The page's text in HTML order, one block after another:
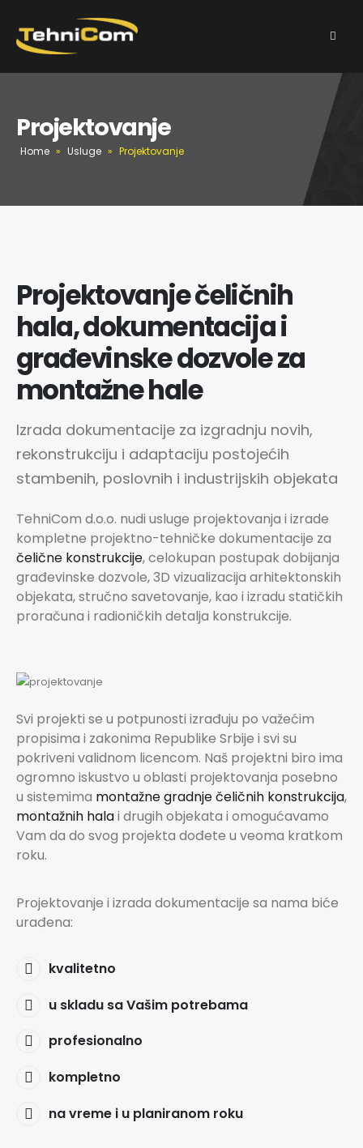
Projektovanje
Home » Usluge » Projektovanje
Projektovanje čeličnih
hala, dokumentacija i
građevinske dozvole za
montažne hale
Izrada dokumentacije za izgradnju novih,
rekonstrukciju i adaptaciju postojećih
stambenih, poslovnih i industrijskih objekata
TehniCom d.o.o. nudi usluge projektovanja i izrade
kompletne projektno-tehničke dokumentacije za
čelične konstrukcije, celokupan postupak dobijanja
građevinske dozvole, 3D vizualizacija arhitektonskih
objekata, stručno savetovanje, kao i izradu statičkih
proračuna i radioničkih detalja konstrukcije.
Svi projekti se u potpunosti izrađuju po važećim
propisima i zakonima Republike Srbije i svi su
pokriveni validnom licencom. Naš projektni biro ima
ogromno iskustvo u oblasti projektovanja posebno
u sistemima montažne gradnje čeličnih konstrukcija,
montažnih halai drugih objekata i omogućavamo
Vam da do svog projekta dođete u veoma kratkom
roku.
Projektovanje i izrada dokumentacije sa nama biće
urađena:
kvalitetno
u skladu sa Vašim potrebama
profesionalno
kompletno
na vreme i u planiranom roku